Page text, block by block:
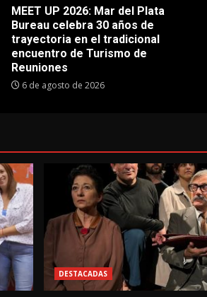
MEET UP 2026: Mar del Plata
Bureau celebra 30 años de
trayectoria en el tradicional
encuentro de Turismo de
Reuniones
6 de agosto de 2026
DESTACADAS